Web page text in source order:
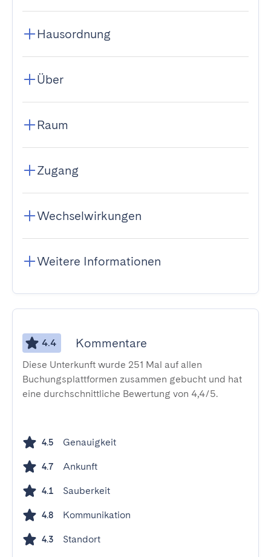
Hausordnung
Über
Raum
Zugang
Wechselwirkungen
Weitere Informationen
4.4 Kommentare
Diese Unterkunft wurde 251 Mal auf allen
Buchungsplattformen zusammen gebucht und hat
eine durchschnittliche Bewertung von 4,4/5.
4.5 Genauigkeit
4.7 Ankunft
4.1 Sauberkeit
4.8 Kommunikation
4.3 Standort